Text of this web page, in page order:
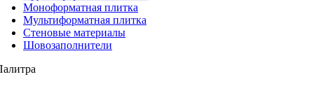
Моноформатнaя плитка
Мультиформатная плитка
Стеновые материалы
Шовозаполнители